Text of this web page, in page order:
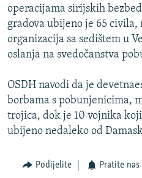
DNEVNO@RSE
SPECIJALI RSE
VIŠE OD NASLOVA
POPLAVE I KLIZIŠTA U BIH 2024.
TV LIBERTY
POST SCRIPTUM
MOJA EVROPA
PRATITE NAS
Sve RFE/RL stranice
operacijama sirijskih
gradova ubijeno je 65 civila,
organizacija sa sedištem u
oslanja na svedočanstva
OSDH navodi da je
borbama s pobunjenicima,
trojica, dok je 10 vojnika
ubijeno nedaleko od
Podijelite Pratite nas